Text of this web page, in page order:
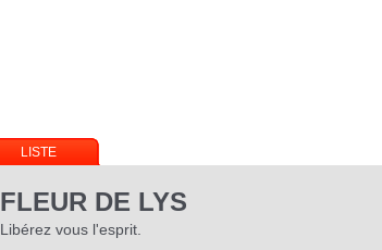
LISTE
FLEUR DE LYS
Libérez vous l'esprit.